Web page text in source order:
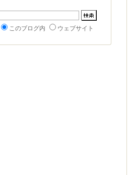
このブログ内 ウェブサイト